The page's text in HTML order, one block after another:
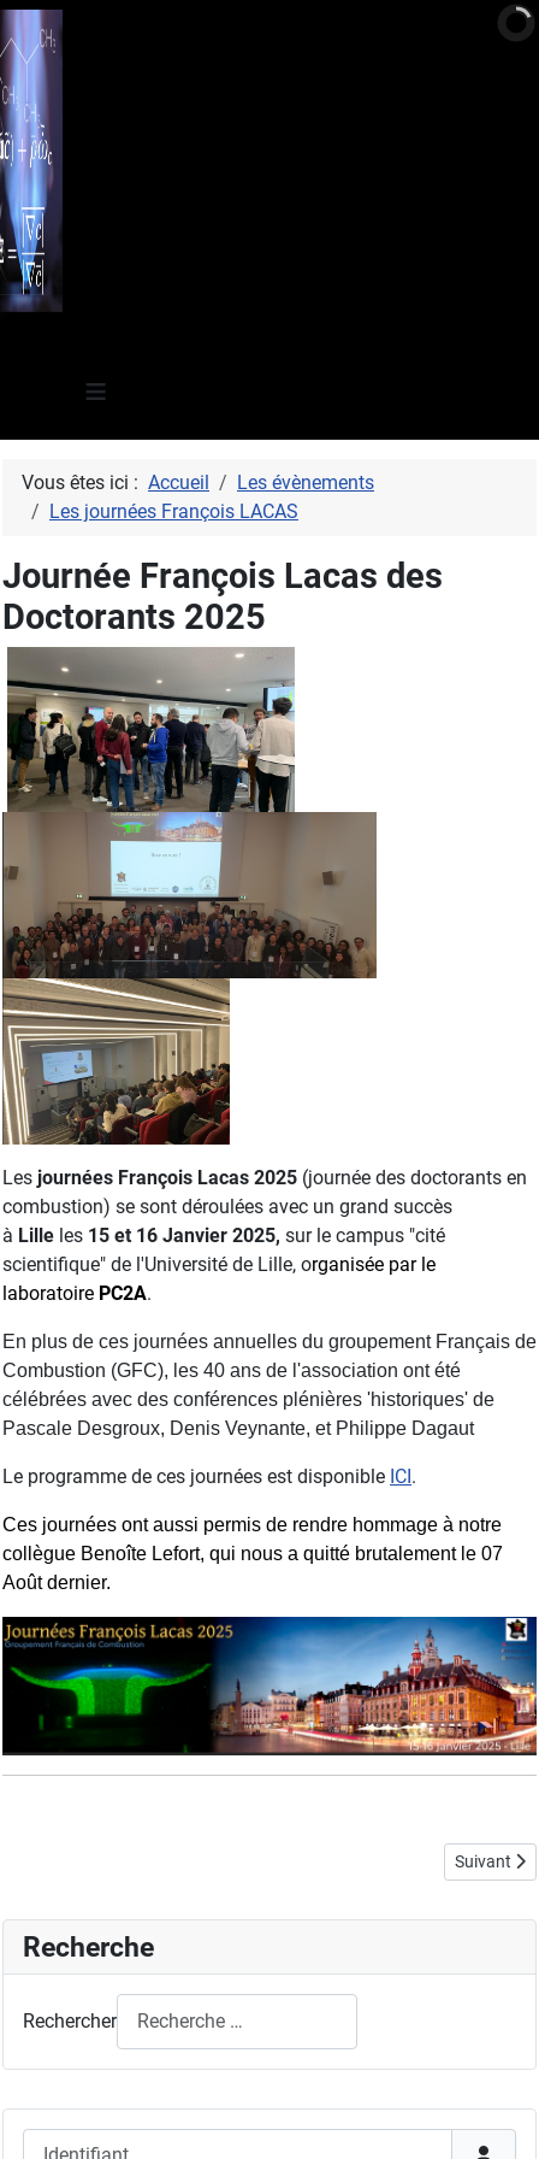
≡
Vous êtes ici : Accueil
Les évènements
Les journées François LACAS
Journée François Lacas des
Doctorants 2025
Les journées François Lacas 2025 (journée des doctorants en
combustion) se sont déroulées avec un grand succès
à Lille les 15 et 16 Janvier 2025, sur le campus "cité
scientifique" de l'Université de Lille, organisée par le
laboratoire PC2A.
En plus de ces journées annuelles du groupement Français de
Combustion (GFC), les 40 ans de l'association ont été
célébrées avec des conférences plénières 'historiques' de
Pascale Desgroux, Denis Veynante, et Philippe Dagaut
Le programme de ces journées est disponible ICI.
Ces journées ont aussi permis de rendre hommage à notre
collègue Benoîte Lefort, qui nous a quitté brutalement le 07
Août dernier.
Article
Suivant
Recherche
Rechercher